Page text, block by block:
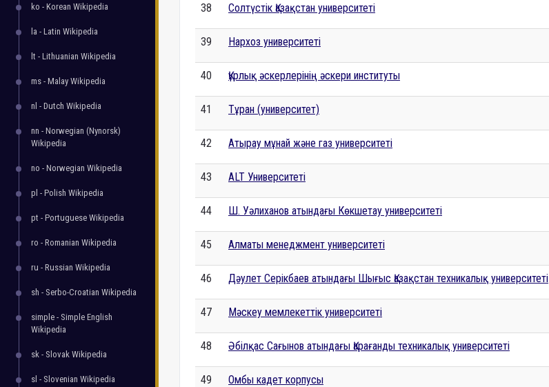
ko - Korean Wikipedia
la - Latin Wikipedia
lt - Lithuanian Wikipedia
ms - Malay Wikipedia
nl - Dutch Wikipedia
nn - Norwegian (Nynorsk)
Wikipedia
no - Norwegian Wikipedia
pl - Polish Wikipedia
pt - Portuguese Wikipedia
ro - Romanian Wikipedia
ru - Russian Wikipedia
sh - Serbo-Croatian Wikipedia
simple - Simple English
Wikipedia
sk - Slovak Wikipedia
sl - Slovenian Wikipedia
38 Солтүстік Қазақстан университеті
39 Нархоз университеті
40 Құрлық әскерлерінің әскери институты
41 Тұран (университет)
42 Атырау мұнай және газ университеті
43 ALT Университеті
44 Ш. Уәлиханов атындағы Көкшетау университеті
45 Алматы менеджмент университеті
46 Дәулет Серікбаев атындағы Шығыс Қазақстан техникалық университеті
47 Мәскеу мемлекеттік университеті
48 Әбілқас Сағынов атындағы Қарағанды техникалық университеті
49 Омбы кадет корпусы